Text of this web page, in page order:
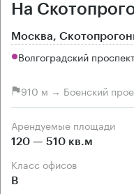
На
Москва,
Волгоградский
910 м → Боенский
Арендуемые площади
120 — 510 кв.м
Класс офисов
B